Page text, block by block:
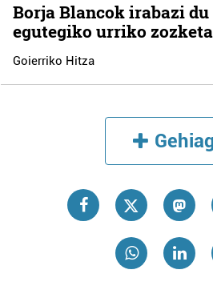
Borja Blancok irabazi
egutegiko urriko zozketa
Goierriko Hitza